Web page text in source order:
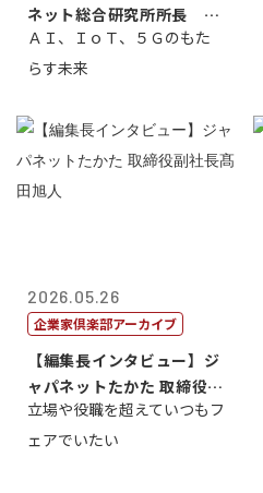
ネット総合研究所所長 ブ
ロードバンド...
ＡＩ、ＩｏＴ、５Ｇのもた
らす未来
2026.05.26
企業家倶楽部アーカイブ
【編集長インタビュー】ジ
ャパネットたかた 取締役副
社長髙田旭...
立場や役職を超えていつもフ
ェアでいたい